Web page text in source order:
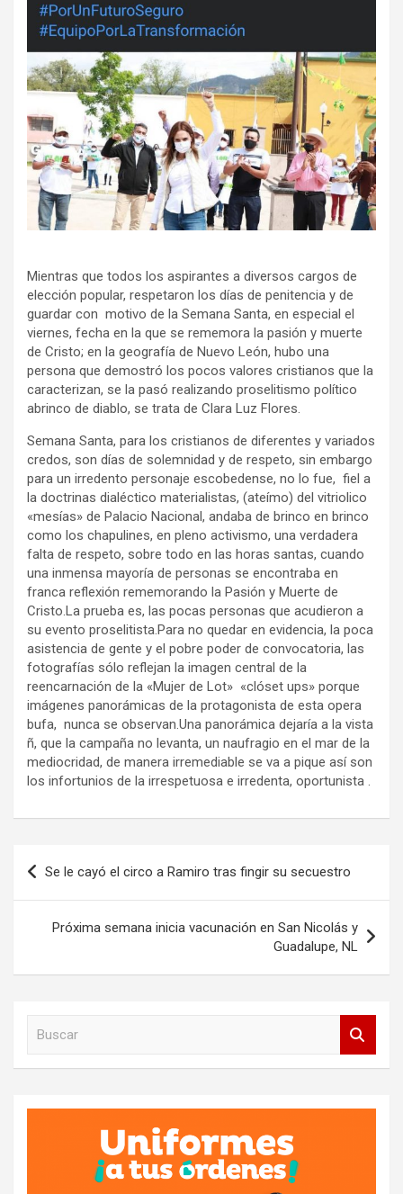
Mientras que todos los aspirantes a diversos cargos de
elección popular, respetaron los días de penitencia y de
guardar con motivo de la Semana Santa, en especial el
viernes, fecha en la que se rememora la pasión y muerte
de Cristo; en la geografía de Nuevo León, hubo una
persona que demostró los pocos valores cristianos que la
caracterizan, se la pasó realizando proselitismo político
abrinco de diablo, se trata de Clara Luz Flores.
Semana Santa, para los cristianos de diferentes y variados
credos, son días de solemnidad y de respeto, sin embargo
para un irredento personaje escobedense, no lo fue, fiel a
la doctrinas dialéctico materialistas, (ateímo) del vitriolico
«mesías» de Palacio Nacional, andaba de brinco en brinco
como los chapulines, en pleno activismo, una verdadera
falta de respeto, sobre todo en las horas santas, cuando
una inmensa mayoría de personas se encontraba en
franca reflexión rememorando la Pasión y Muerte de
Cristo.La prueba es, las pocas personas que acudieron a
su evento proselitista.Para no quedar en evidencia, la poca
asistencia de gente y el pobre poder de convocatoria, las
fotografías sólo reflejan la imagen central de la
reencarnación de la «Mujer de Lot» «clóset ups» porque
imágenes panorámicas de la protagonista de esta opera
bufa, nunca se observan.Una panorámica dejaría a la vista
ñ, que la campaña no levanta, un naufragio en el mar de la
mediocridad, de manera irremediable se va a pique así son
los infortunios de la irrespetuosa e irredenta, oportunista .
Navegación
de
entradas
Se le cayó el circo a Ramiro tras fingir su secuestro
Próxima semana inicia vacunación en San Nicolás y
Guadalupe, NL